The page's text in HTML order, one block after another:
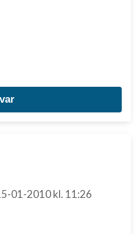
01-2010kl. 11:26